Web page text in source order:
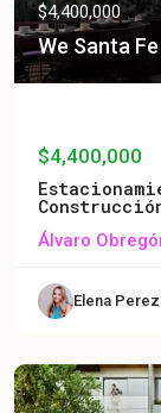
$4,400,000
We Santa Fe
$4,400,000
Álvaro
Elena Perez